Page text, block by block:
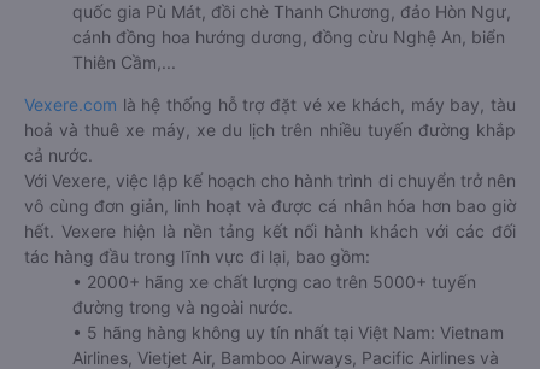
quốc gia Pù Mát, đồi chè Thanh Chương, đảo Hòn Ngư,
cánh đồng hoa hướng dương, đồng cừu Nghệ An, biển
Thiên Cầm,...
Vexere.com là hệ thống hỗ trợ đặt vé xe khách, máy bay, tàu
hoả và thuê xe máy, xe du lịch trên nhiều tuyến đường khắp
cả nước.
Với Vexere, việc lập kế hoạch cho hành trình di chuyển trở nên
vô cùng đơn giản, linh hoạt và được cá nhân hóa hơn bao giờ
hết. Vexere hiện là nền tảng kết nối hành khách với các đối
tác hàng đầu trong lĩnh vực đi lại, bao gồm:
• 2000+ hãng xe chất lượng cao trên 5000+ tuyến
đường trong và ngoài nước.
• 5 hãng hàng không uy tín nhất tại Việt Nam: Vietnam
Airlines, Vietjet Air, Bamboo Airways, Pacific Airlines và